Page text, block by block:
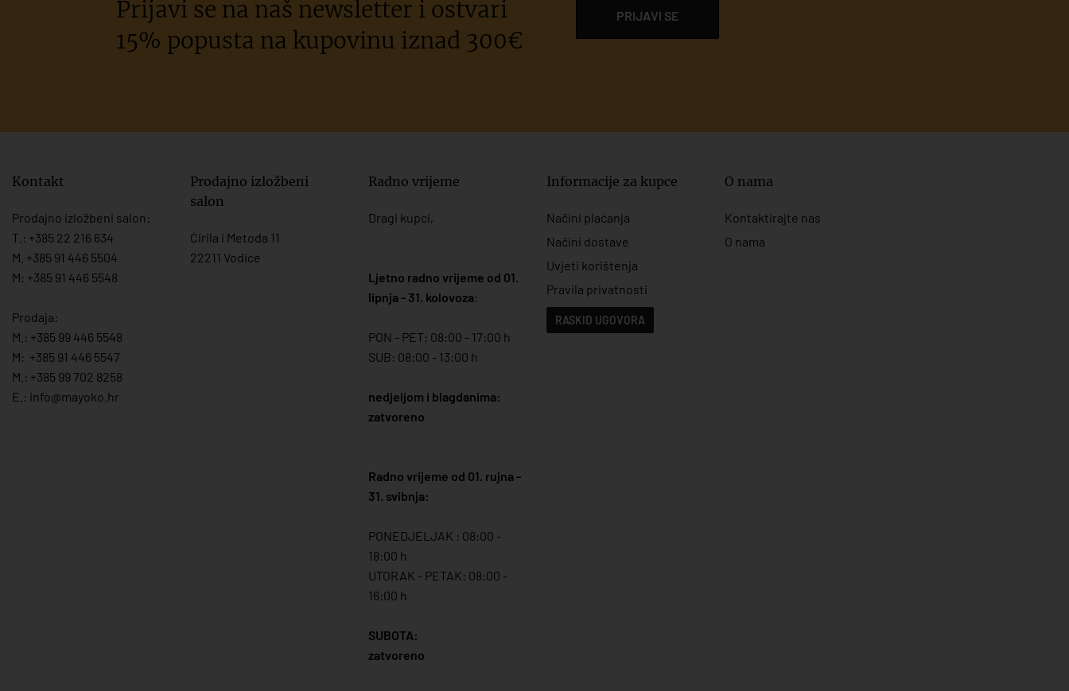
Prijavi se na naš newsletter i ostvari
15% popusta na kupovinu iznad 300€
PRIJAVI SE
Kontakt
Prodajno izložbeni salon:
T.: +385 22 216 634
M. +385 91 446 5504
M: +385 91 446 5548
Prodaja:
M.: +385 99 446 5548
M: +385 91 446 5547
M.: +385 99 702 8258
E.: info@mayoko. hr
Prodajno izložbeni
salon
Ćirila i Metoda 11
22211 Vodice
Radno vrijeme
Dragi kupci,
Ljetno radno vrijeme od 01.
lipnja - 31. kolovoza:
PON - PET: 08:00 - 17:00 h
SUB: 08:00 - 13:00 h
nedjeljom i blagdanima:
zatvoreno
Radno vrijeme od 01. rujna -
31. svibnja:
PONEDJELJAK : 08:00 -
18:00 h
UTORAK - PETAK: 08:00 -
16:00 h
SUBOTA:
zatvoreno
Informacije za kupce
Načini plaćanja
Načini dostave
Uvjeti korištenja
Pravila privatnosti
RASKID UGOVORA
O nama
Kontaktirajte nas
O nama